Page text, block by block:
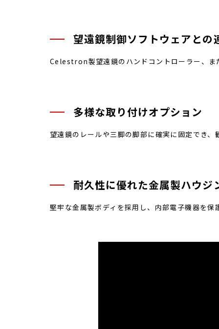
望遠鏡制御ソフトウェアとの
Celestron製望遠鏡のハンドコントローラー、ま
多様な取り付けオプション
望遠鏡のレールや三脚の脚部に確実に固定でき
耐久性に優れた金属製ハウジ
堅牢な金属製ボディを採用し、内部電子機器を